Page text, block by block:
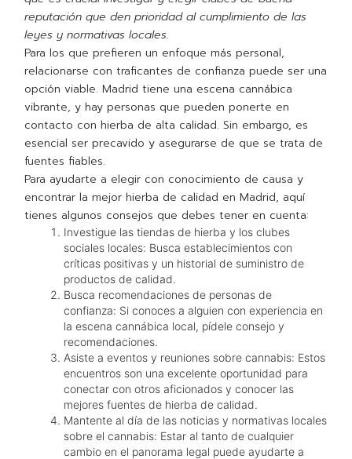
reputación que den prioridad al cumplimiento de las
leyes y normativas locales.
Para los que prefieren un enfoque más personal,
relacionarse con traficantes de confianza puede ser una
opción viable. Madrid tiene una escena cannábica
vibrante, y hay personas que pueden ponerte en
contacto con hierba de alta calidad. Sin embargo, es
esencial ser precavido y asegurarse de que se trata de
fuentes fiables.
Para ayudarte a elegir con conocimiento de causa y
encontrar la mejor hierba de calidad en Madrid, aquí
tienes algunos consejos que debes tener en cuenta:
Investigue las tiendas de hierba y los clubes
sociales locales: Busca establecimientos con
críticas positivas y un historial de suministro de
productos de calidad.
Busca recomendaciones de personas de
confianza: Si conoces a alguien con experiencia en
la escena cannábica local, pídele consejo y
recomendaciones.
Asiste a eventos y reuniones sobre cannabis: Estos
encuentros son una excelente oportunidad para
conectar con otros aficionados y conocer las
mejores fuentes de hierba de calidad.
Mantente al día de las noticias y normativas locales
sobre el cannabis: Estar al tanto de cualquier
cambio en el panorama legal puede ayudarte a